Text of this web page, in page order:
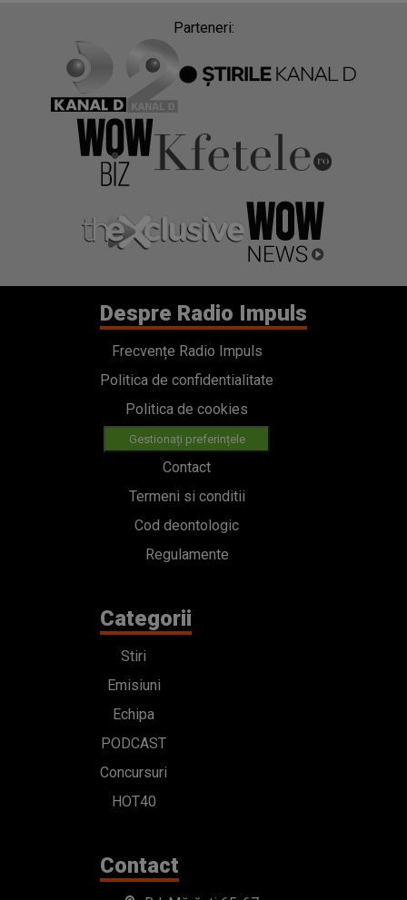
Parteneri:
Despre Radio Impuls
Frecvențe Radio Impuls
Politica de confidentialitate
Politica de cookies
Gestionați preferințele
Contact
Termeni si conditii
Cod deontologic
Regulamente
Categorii
Stiri
Emisiuni
Echipa
PODCAST
Concursuri
HOT40
Contact